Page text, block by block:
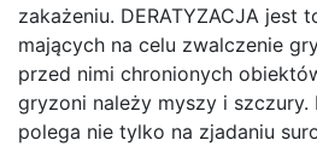
zakażeniu. DERATYZACJA jest
mających na celu zwalczenie
przed nimi chronionych
gryzoni należy myszy i szczury.
polega nie tylko na zjadaniu